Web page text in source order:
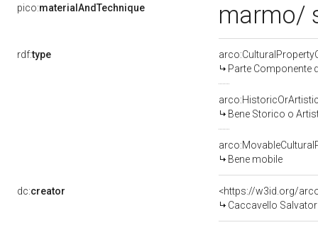
pico:materialAndTechnique marmo/
rdf:type
Parte Componente
Bene Storico o
Bene mobile
dc:creator
<https://w3id.org/
Caccavello